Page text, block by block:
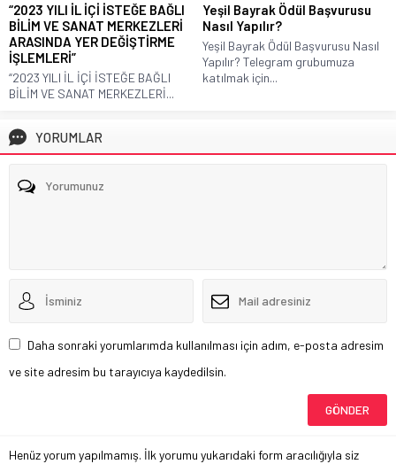
“2023 YILI İL İÇİ İSTEĞE BAĞLI
BİLİM VE SANAT MERKEZLERİ
ARASINDA YER DEĞİŞTİRME
İŞLEMLERİ”
“2023 YILI İL İÇİ İSTEĞE BAĞLI
BİLİM VE SANAT MERKEZLERİ...
Yeşil Bayrak Ödül Başvurusu
Nasıl Yapılır?
Yeşil Bayrak Ödül Başvurusu Nasıl
Yapılır? Telegram grubumuza
katılmak için...
YORUMLAR
Daha sonraki yorumlarımda kullanılması için adım, e-posta adresim
ve site adresim bu tarayıcıya kaydedilsin.
Henüz yorum yapılmamış. İlk yorumu yukarıdaki form aracılığıyla siz